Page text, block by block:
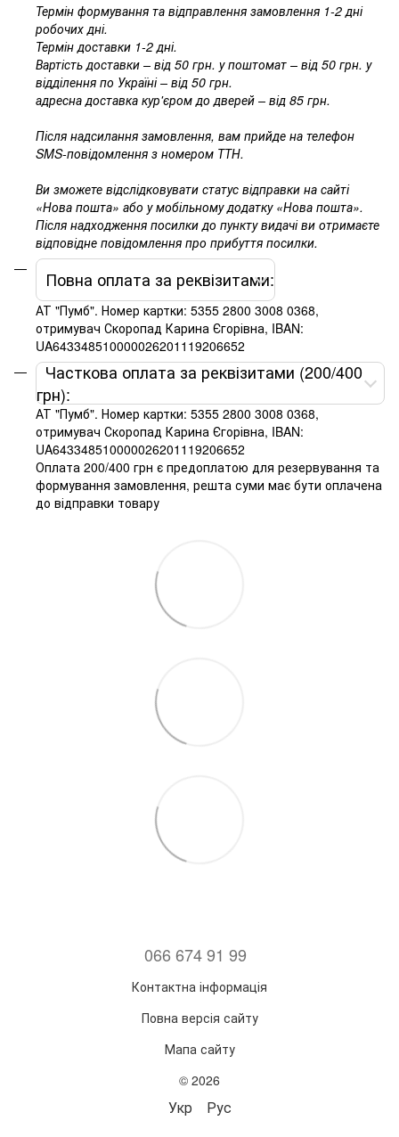
Термін формування та відправлення замовлення 1-2 дні
робочих дні.
Термін доставки 1-2 дні.
Вартість доставки – від 50 грн. у поштомат – від 50 грн. у
відділення по Україні – від 50 грн.
адресна доставка кур'єром до дверей – від 85 грн.
Після надсилання замовлення, вам прийде на телефон
SMS-повідомлення з номером ТТН.
Ви зможете відслідковувати статус відправки на сайті
«Нова пошта» або у мобільному додатку «Нова пошта».
Після надходження посилки до пункту видачі ви отримаєте
відповідне повідомлення про прибуття посилки.
Повна оплата за реквізитами:
АТ "Пумб". Номер картки: 5355 2800 3008 0368,
отримувач Скоропад Карина Єгорівна, IBAN:
UA643348510000026201119206652
Часткова оплата за реквізитами (200/400
грн):
АТ "Пумб". Номер картки: 5355 2800 3008 0368,
отримувач Скоропад Карина Єгорівна, IBAN:
UA643348510000026201119206652
Оплата 200/400 грн є предоплатою для резервування та
формування замовлення, решта суми має бути оплачена
до відправки товару
066 674 91 99
Контактна інформація
Повна версія сайту
Мапа сайту
© 2026
Укр Рус